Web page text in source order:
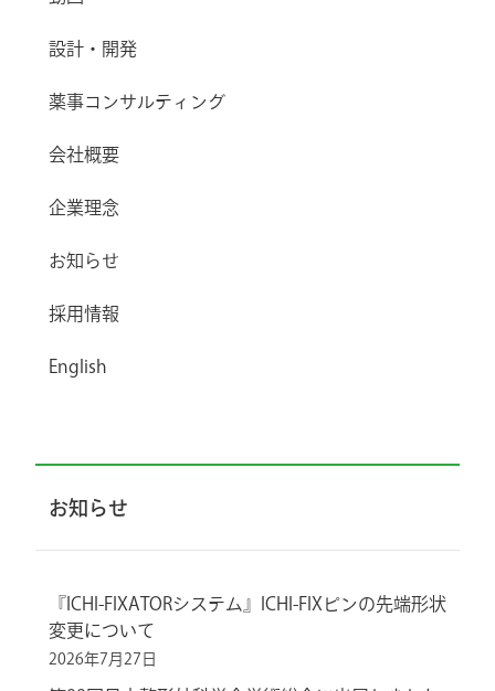
設計・開発
薬事コンサルティング
会社概要
企業理念
お知らせ
採用情報
English
お知らせ
『ICHI-FIXATORシステム』ICHI-FIXピンの先端形状
変更について
2026年7月27日